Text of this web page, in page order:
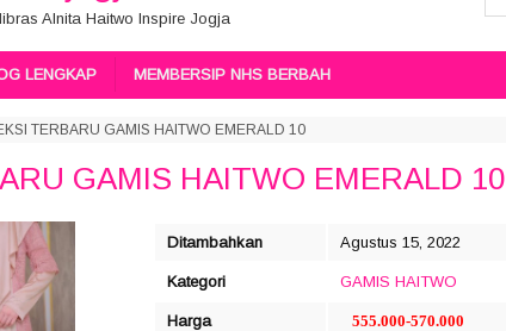
Alnita Haitwo Inspire Jogja
LENGKAP MEMBERSIP NHS BERBAH
TERBARU GAMIS HAITWO EMERALD 10
GAMIS HAITWO EMERALD 10
Ditambahkan Agustus 15, 2022
Kategori GAMIS HAITWO
Harga 555.000-570.000